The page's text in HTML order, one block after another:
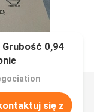
0,94
się z